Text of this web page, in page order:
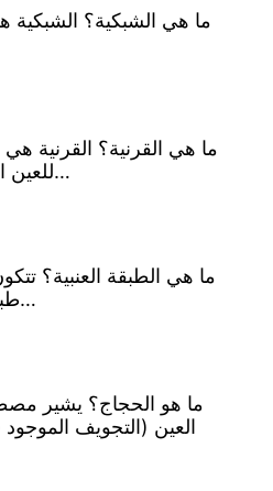
ما هي الشبكية؟ الشبكية
ما هي القرنية؟ القرنية
للعين البشرية. من الناحية الفنية…
ما هي الطبقة العنبية؟
طبقات، والطبقة العنبية هي…
ما هو الحجاج؟ يشير
العين (التجويف